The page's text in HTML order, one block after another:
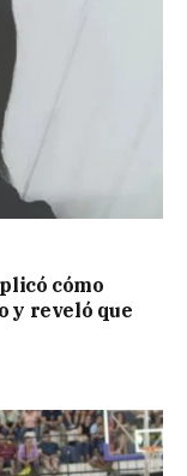
cómo
y reveló que